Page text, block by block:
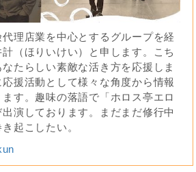
理店業を中心とするグループを経
（ほりいけい）と申します。こち
たらしい素敵な活き方を応援しま
援活動として様々な角度から情報
す。趣味の落語で「ホロス亭エロ
演しております。まだまだ修行中
起こしたい。